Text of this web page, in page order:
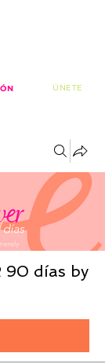
ÚNETE
90 días by